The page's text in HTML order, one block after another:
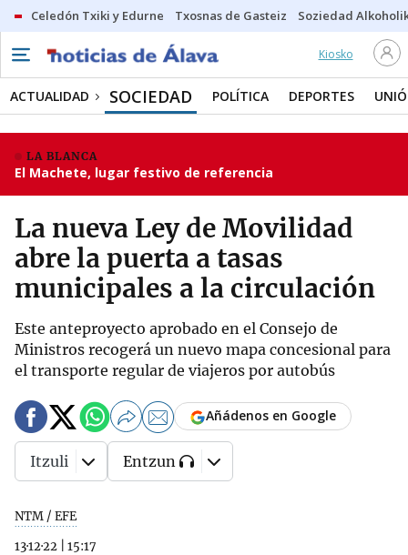
Celedón Txiki y Edurne Txosnas de Gasteiz Soziedad
Kiosko
ACTUALIDAD SOCIEDAD POLÍTICA DEPORTES
LA BLANCA
El Machete, lugar festivo de referencia
La nueva Ley de Movilidad
abre la puerta a tasas
municipales a la circulación
Este anteproyecto aprobado en el Consejo de
Ministros recogerá un nuevo mapa concesional para
el transporte regular de viajeros por autobús
NTM / EFE
13·12·22
15:17
Añádenos en Google
Itzuli Entzun